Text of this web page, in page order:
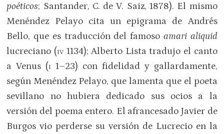
poéticos; Santander, C. de V. Saiz, 1878). El mismo
Menéndez Pelayo cita un epigrama de Andrés
Bello, que es traducción del famoso amari aliquid
lucreciano (iv 1134); Alberto Lista tradujo el canto
a Venus (i 1–23) con fidelidad y gallardamente,
según Menéndez Pelayo, que lamenta que el poeta
sevillano no hubiera dedicado sus ocios a la
versión del poema entero. El afrancesado Javier de
Burgos vio perderse su versión de Lucrecio en la